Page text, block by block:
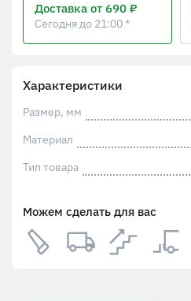
Характеристики
Размер, мм
Материал
Тип товара
Можем сделать для вас
Доставка от 690 ₽
Сегодня до 21:00 *